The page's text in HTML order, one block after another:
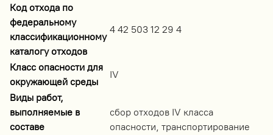
Код отхода по
федеральному
классификационному
каталогу отходов
4 42 503 12 29 4
Класс опасности для
окружающей среды
IV
Виды работ,
выполняемые в
составе
сбор отходов IV класса
опасности, транспортирование